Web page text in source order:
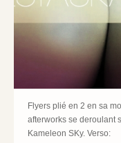
Flyers plié en 2 en sa
afterworks se deroulant
Kameleon SKy. Verso: